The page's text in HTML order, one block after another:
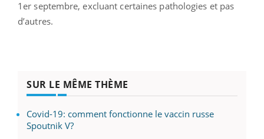
1er septembre, excluant certaines pathologies et pas
d’autres.
SUR LE MÊME THÈME
Covid-19: comment fonctionne le vaccin russe
Spoutnik V?